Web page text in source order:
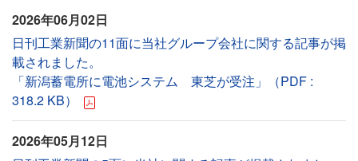
2026年06月02日
日刊工業新聞の11面に当社グループ会社に関する記事が掲
載されました。
「新潟蓄電所に電池システム 東芝が受注」（PDF :
318.2 KB）
2026年05月12日